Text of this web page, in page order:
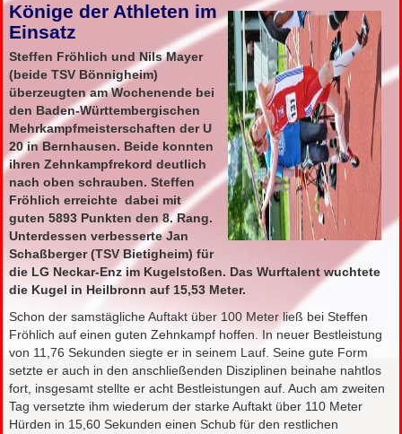
Könige der Athleten im
Einsatz
Steffen Fröhlich und Nils Mayer
(beide TSV Bönnigheim)
überzeugten am Wochenende bei
den Baden-Württembergischen
Mehrkampfmeisterschaften der U
20 in Bernhausen. Beide konnten
ihren Zehnkampfrekord deutlich
nach oben schrauben. Steffen
Fröhlich erreichte dabei mit
guten 5893 Punkten den 8. Rang.
Unterdessen verbesserte Jan
Schaßberger (TSV Bietigheim) für
die LG Neckar-Enz im Kugelstoßen. Das Wurftalent wuchtete
die Kugel in Heilbronn auf 15,53 Meter.
Schon der samstägliche Auftakt über 100 Meter ließ bei Steffen
Fröhlich auf einen guten Zehnkampf hoffen. In neuer Bestleistung
von 11,76 Sekunden siegte er in seinem Lauf. Seine gute Form
setzte er auch in den anschließenden Disziplinen beinahe nahtlos
fort, insgesamt stellte er acht Bestleistungen auf. Auch am zweiten
Tag versetzte ihm wiederum der starke Auftakt über 110 Meter
Hürden in 15,60 Sekunden einen Schub für den restlichen